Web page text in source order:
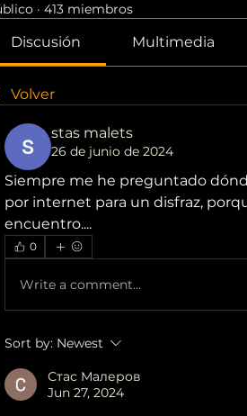
· 413 miembros
Discusión Multimedia
Volver
stas malets
26 de junio de 2024
Siempre me he preguntado
por internet para un disfraz,
encuentro....
0
Write a comment...
Sort by: Newest
Стас Малеров
Jun 27, 2024